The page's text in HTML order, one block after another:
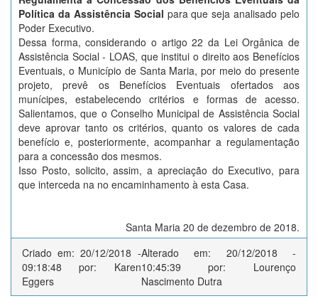
Política da Assistência Social para que seja analisado pelo
Poder Executivo.
Dessa forma, considerando o artigo 22 da Lei Orgânica de
Assistência Social - LOAS, que institui o direito aos Benefícios
Eventuais, o Município de Santa Maria, por meio do presente
projeto, prevê os Benefícios Eventuais ofertados aos
munícipes, estabelecendo critérios e formas de acesso.
Salientamos, que o Conselho Municipal de Assistência Social
deve aprovar tanto os critérios, quanto os valores de cada
benefício e, posteriormente, acompanhar a regulamentação
para a concessão dos mesmos.
Isso Posto, solicito, assim, a apreciação do Executivo, para
que interceda na no encaminhamento à esta Casa.
Santa Maria 20 de dezembro de 2018.
Criado em: 20/12/2018 -
09:18:48 por: Karen
Eggers
Alterado em: 20/12/2018 -
10:45:39 por: Lourenço
Nascimento Dutra